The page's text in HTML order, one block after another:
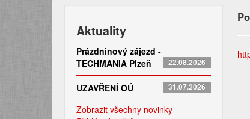
Aktuality
Prázdninový zájezd -
TECHMANIA Plzeň
22.08.2026
UZAVŘENÍ OÚ 31.07.2026
Zobrazit všechny novinky